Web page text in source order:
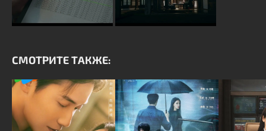
СМОТРИТЕ ТАКЖЕ: